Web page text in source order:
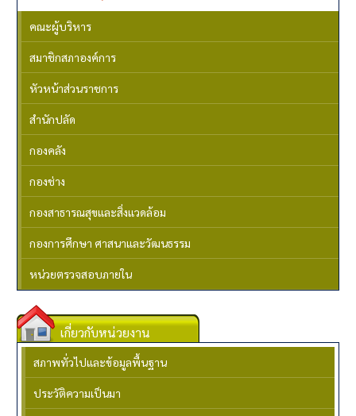
คณะผู้บริหาร
สมาชิกสภาองค์การ
หัวหน้าส่วนราชการ
สำนักปลัด
กองคลัง
กองช่าง
กองสาธารณสุขและสิ่งแวดล้อม
กองการศึกษา ศาสนาและวัฒนธรรม
หน่วยตรวจสอบภายใน
เกี่ยวกับหน่วยงาน
สภาพทั่วไปและข้อมูลพื้นฐาน
ประวัติความเป็นมา